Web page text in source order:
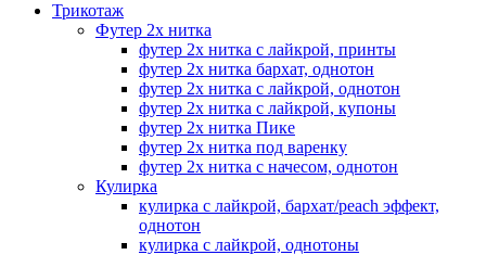
Трикотаж
Футер 2х нитка
футер 2х нитка с лайкрой, принты
футер 2х нитка бархат, однотон
футер 2х нитка с лайкрой, однотон
футер 2х нитка с лайкрой, купоны
футер 2х нитка Пике
футер 2х нитка под варенку
футер 2х нитка с начесом, однотон
Кулирка
кулирка с лайкрой, бархат/peach эффект,
однотон
кулирка с лайкрой, однотоны